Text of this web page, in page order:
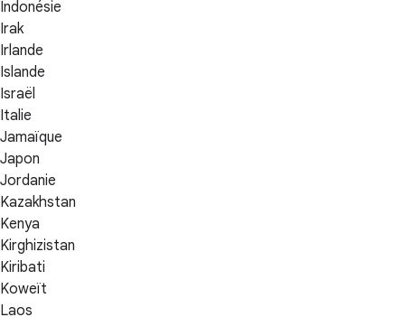
Indonésie
Irak
Irlande
Islande
Israël
Italie
Jamaïque
Japon
Jordanie
Kazakhstan
Kenya
Kirghizistan
Kiribati
Koweït
Laos